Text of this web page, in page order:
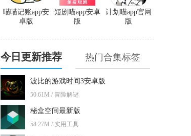
计划喵app官网
版
短剧喵app安卓
版
喵喵记账app安
卓版
今日更新推荐 热门合集标签
波比的游戏时间3安卓版
50.61M / 冒险解谜
秘盒空间最新版
58.27M / 实用工具